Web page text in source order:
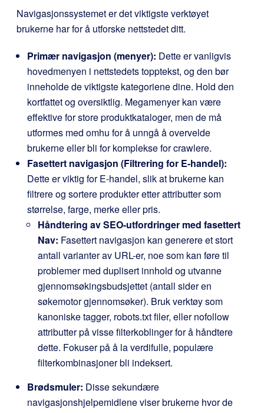
Navigasjonssystemet er det viktigste verktøyet
brukerne har for å utforske nettstedet ditt.
Primær navigasjon (menyer): Dette er vanligvis
hovedmenyen i nettstedets topptekst, og den bør
inneholde de viktigste kategoriene dine. Hold den
kortfattet og oversiktlig. Megamenyer kan være
effektive for store produktkataloger, men de må
utformes med omhu for å unngå å overvelde
brukerne eller bli for komplekse for crawlere.
Fasettert navigasjon (Filtrering for E-handel):
Dette er viktig for E-handel, slik at brukerne kan
filtrere og sortere produkter etter attributter som
størrelse, farge, merke eller pris.
Håndtering av SEO-utfordringer med fasettert
Nav: Fasettert navigasjon kan generere et stort
antall varianter av URL-er, noe som kan føre til
problemer med duplisert innhold og utvanne
gjennomsøkingsbudsjettet (antall sider en
søkemotor gjennomsøker). Bruk verktøy som
kanoniske tagger, robots.txtfiler, ellernofollow
attributter på visse filterkoblinger for å håndtere
dette. Fokuser på å la verdifulle, populære
filterkombinasjoner bli indeksert.
Brødsmuler: Disse sekundære
navigasjonshjelpemidlene viser brukerne hvor de